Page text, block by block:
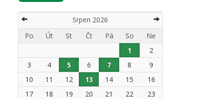
Srpen 2026
Po
Út St Čt Pá So
Ne
1
2
3
4 5 6 7 8
9
10
11 12 13 14 15
16
17
18 19 20 21 22
23